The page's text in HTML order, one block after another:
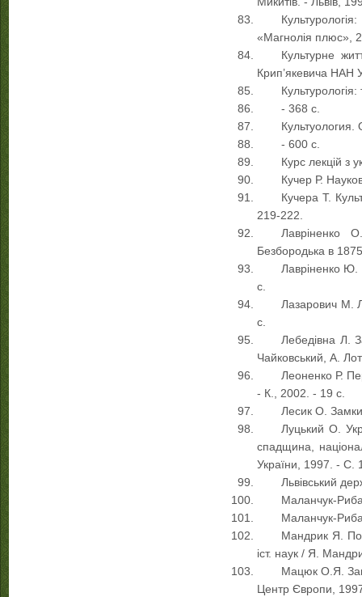
«Магнолія плюс»,
Культурне
Крип’якевича НАН
- 368 с.
- 600 с.
Курс лекцій з
Кучер Р.
Кучера Т.
219-222.
Лавріненко
Безбородька в
Лавріненко Ю.
с.
Лазарович М.
с.
Лебедівна Л.
Чайковський, А.
Леоненко Р.
- К., 2002. - 19 с.
Лесик О.
Луцький О.
спадщина,
України, 1997. - С.
Львівський
Маланчук-
Маланчук-
Мандрик Я.
іст. наук / Я.
Мацюк О.Я.
Центр Європи,